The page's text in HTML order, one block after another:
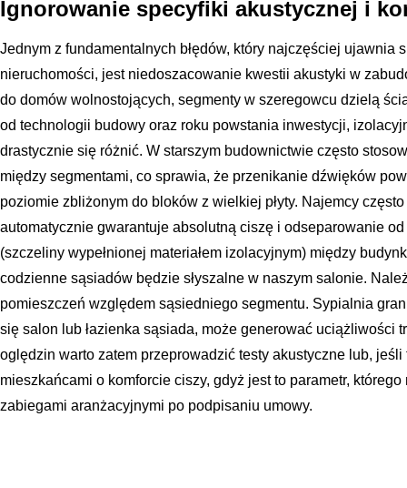
Ignorowanie specyfiki akustycznej i
Jednym z fundamentalnych błędów, który najczęściej ujawnia
nieruchomości, jest niedoszacowanie kwestii akustyki w
do domów wolnostojących, segmenty w szeregowcu dzielą
od technologii budowy oraz roku powstania inwestycji,
drastycznie się różnić. W starszym budownictwie często
między segmentami, co sprawia, że przenikanie dźwięków
poziomie zbliżonym do bloków z wielkiej płyty. Najemcy
automatycznie gwarantuje absolutną ciszę i odseparowanie
(szczeliny wypełnionej materiałem izolacyjnym) między
codzienne sąsiadów będzie słyszalne w naszym salonie.
pomieszczeń względem sąsiedniego segmentu. Sypialnia
się salon lub łazienka sąsiada, może generować uciążliwości
oględzin warto zatem przeprowadzić testy akustyczne lub,
mieszkańcami o komforcie ciszy, gdyż jest to parametr,
zabiegami aranżacyjnymi po podpisaniu umowy.